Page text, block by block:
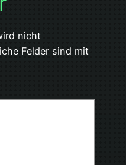
nicht
Felder sind mit